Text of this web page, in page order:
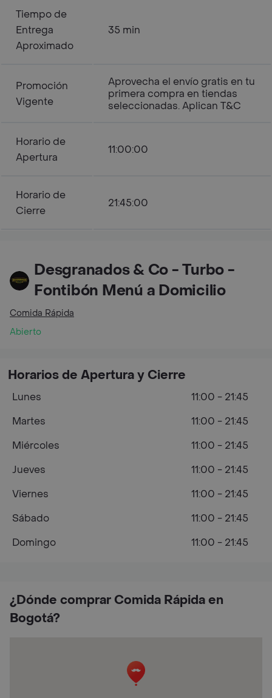
Tiempo de
Entrega
Aproximado
35 min
Promoción
Vigente
Aprovecha el envío gratis en tu
primera compra en tiendas
seleccionadas. Aplican T&C
Horario de
Apertura
11:00:00
Horario de
Cierre
21:45:00
Desgranados & Co - Turbo -
Fontibón Menú a Domicilio
Comida Rápida
Abierto
¿Dónde comprar Comida Rápida en
Bogotá?
Horarios de Apertura y Cierre
Lunes
11:00 - 21:45
Martes
11:00 - 21:45
Miércoles
11:00 - 21:45
Jueves
11:00 - 21:45
Viernes
11:00 - 21:45
Sábado
11:00 - 21:45
Domingo
11:00 - 21:45